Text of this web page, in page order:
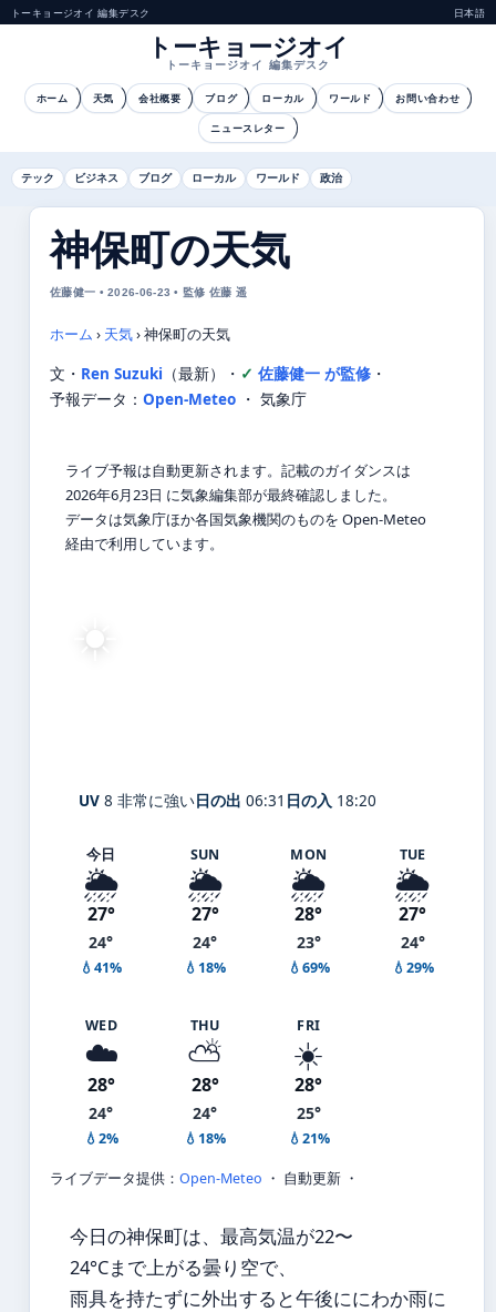
トーキョージオイ 編集デスク 日本語
トーキョージオイ
トーキョージオイ 編集デスク
ホーム 天気 会社概要 ブログ ローカル ワールド お問い合わせ
ニュースレター
テック ビジネス ブログ ローカル ワールド 政治
神保町の天気
佐藤健一 • 2026-06-23 • 監修 佐藤 遥
ホーム › 天気›神保町の天気
文・ Ren Suzuki （最新） ・ 佐藤健一 が監修 ・
予報データ： Open-Meteo ・ 気象庁
ライブ予報は自動更新されます。記載のガイダンスは
2026年6月23日 に気象編集部が最終確認しました。
データは気象庁ほか各国気象機関のものを Open-Meteo
経由で利用しています。
☀️
UV 8 非常に強い日の出 06:31 日の入 18:20
今日
🌦️
27°
24°
💧41%
SUN
🌦️
27°
24°
💧18%
MON
🌦️
28°
23°
💧69%
TUE
🌦️
27°
24°
💧29%
WED
☁️
28°
24°
💧2%
THU
⛅
28°
24°
💧18%
FRI
☀️
28°
25°
💧21%
ライブデータ提供： Open-Meteo ・ 自動更新 ・
今日の神保町は、最高気温が22〜
24°Cまで上がる曇り空で、
雨具を持たずに外出すると午後ににわか雨に